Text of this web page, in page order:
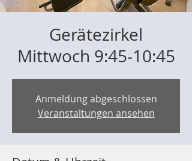
Gerätezirkel
Mittwoch 9:45-10:45
Anmeldung abgeschlossen
Veranstaltungen ansehen